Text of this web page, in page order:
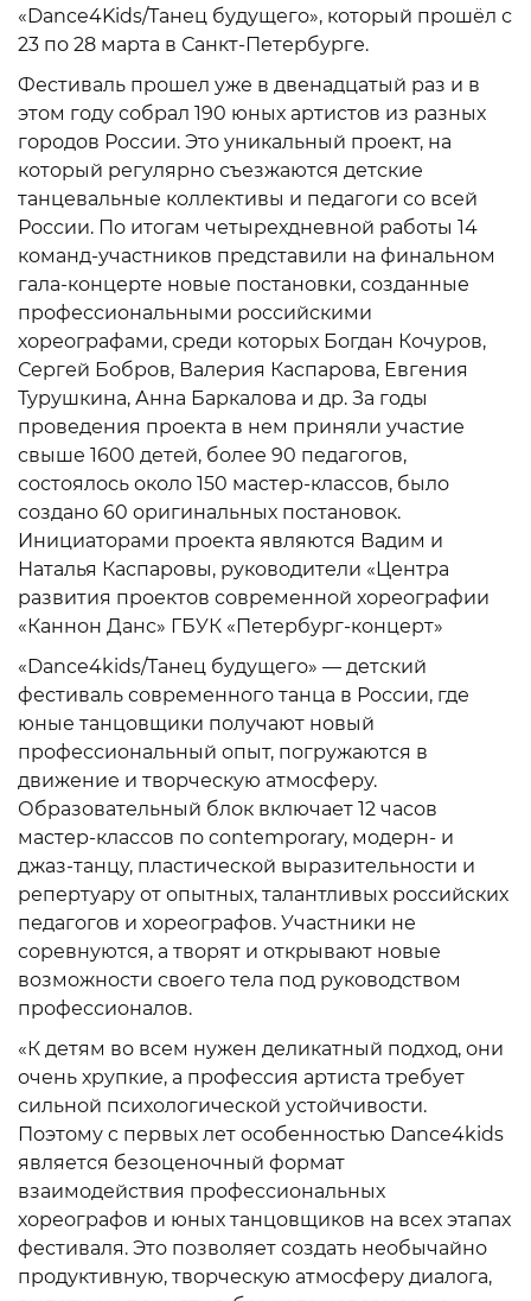
«Dance4Kids/Танец будущего», который прошёл с
23 по 28 марта в Санкт-Петербурге.
Фестиваль прошел уже в двенадцатый раз и в
этом году собрал 190 юных артистов из разных
городов России. Это уникальный проект, на
который регулярно съезжаются детские
танцевальные коллективы и педагоги со всей
России. По итогам четырехдневной работы 14
команд-участников представили на финальном
гала-концерте новые постановки, созданные
профессиональными российскими
хореографами, среди которых Богдан Кочуров,
Сергей Бобров, Валерия Каспарова, Евгения
Турушкина, Анна Баркалова и др. За годы
проведения проекта в нем приняли участие
свыше 1600 детей, более 90 педагогов,
состоялось около 150 мастер-классов, было
создано 60 оригинальных постановок.
Инициаторами проекта являются Вадим и
Наталья Каспаровы, руководители «Центра
развития проектов современной хореографии
«Каннон Данс» ГБУК «Петербург-концерт»
«Dance4kids/Танец будущего» — детский
фестиваль современного танца в России, где
юные танцовщики получают новый
профессиональный опыт, погружаются в
движение и творческую атмосферу.
Образовательный блок включает 12 часов
мастер-классов по contemporary, модерн- и
джаз-танцу, пластической выразительности и
репертуару от опытных, талантливых российских
педагогов и хореографов. Участники не
соревнуются, а творят и открывают новые
возможности своего тела под руководством
профессионалов.
«К детям во всем нужен деликатный подход, они
очень хрупкие, а профессия артиста требует
сильной психологической устойчивости.
Поэтому c первых лет особенностью Dance4kids
является безоценочный формат
взаимодействия профессиональных
хореографов и юных танцовщиков на всех этапах
фестиваля. Это позволяет создать необычайно
продуктивную, творческую атмосферу диалога,